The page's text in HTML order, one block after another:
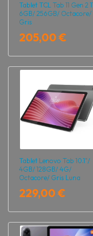
Tablet TCL Tab 11 Gen 2
6GB/ 256GB/ Octacore/
Gris
205,00 €
Tablet Lenovo Tab 10.1"/
4GB/ 128GB/ 4G/
Octacore/ Gris Luna
229,00 €